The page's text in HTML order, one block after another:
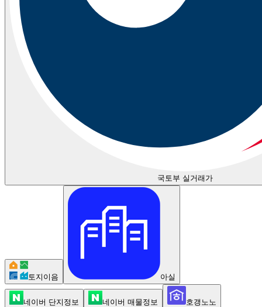
국토부 실거래가
토지이음 아실
네이버 단지정보 네이버 매물정보
호갱노노